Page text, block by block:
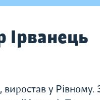
Ірванець
у